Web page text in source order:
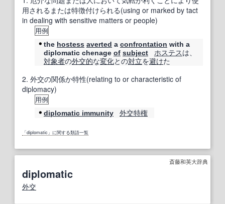
用されるまたは特徴付けられる(using or marked by tact
in dealing with sensitive matters or people)
用例
the hostess averted a confrontation with a
diplomatic chenage of subject ホステスは、
対象者の外交的な変化との対立を避けた
2. 外交の関係か特性(relating to or characteristic of
diplomacy)
用例
diplomatic immunity 外交特権
「diplomatic」に関する類語一覧
斎藤和英大辞典
diplomatic
外交